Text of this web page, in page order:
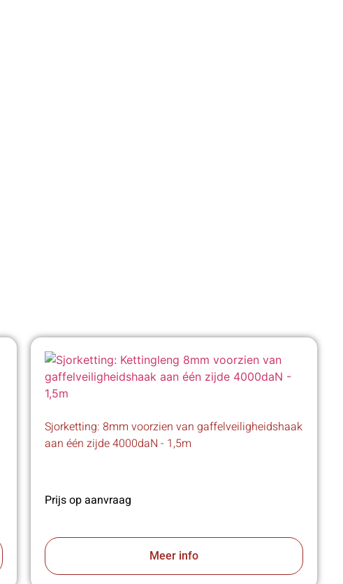
Sjorketting: 8mm voorzien van gaffelveiligheidshaak
aan één zijde 4000daN - 1,5m
Prijs op aanvraag
Meer info